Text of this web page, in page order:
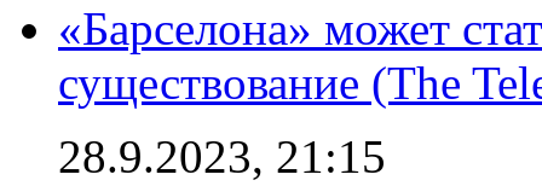
«Барселона» может
существование (The
28.9.2023, 21:15